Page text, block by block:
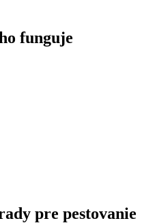
funguje
pre pestovanie